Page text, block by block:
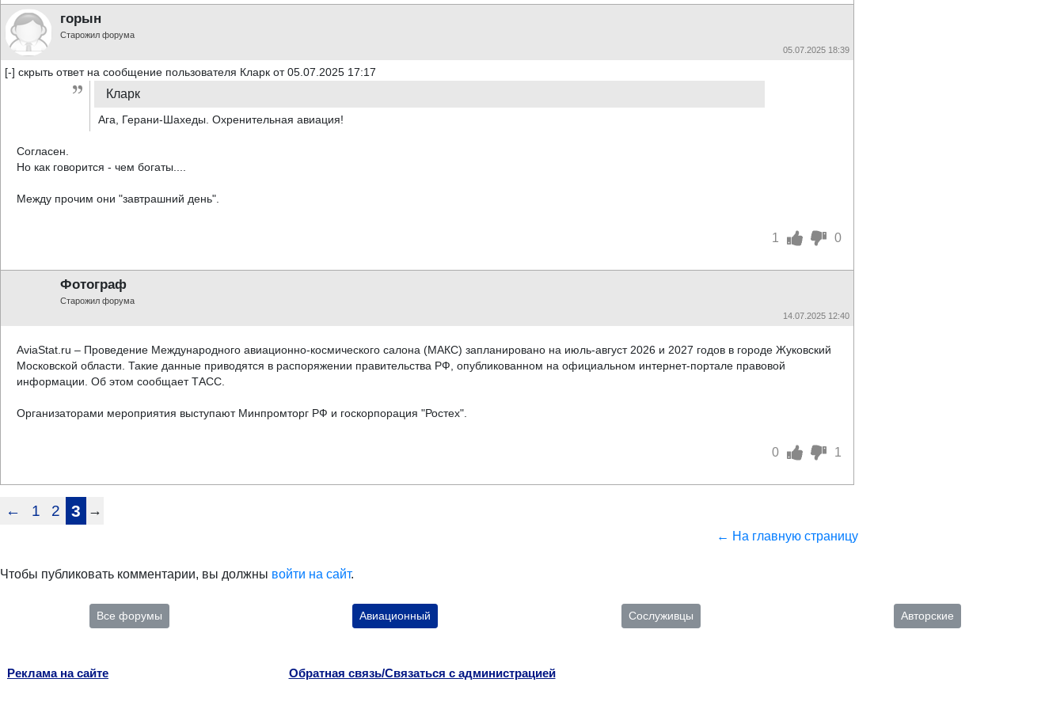
горын
Старожил форума
05.07.2025 18:39
[-] скрыть ответ на сообщение пользователя Кларк от 05.07.2025 17:17
Кларк
Ага, Герани-Шахеды. Охренительная авиация!
Согласен.
Но как говорится - чем богаты....
Между прочим они "завтрашний день".
1 0
Фотограф
Старожил форума
14.07.2025 12:40
AviaStat.ru – Проведение Международного авиационно-космического салона (МАКС) запланировано на июль-август 2026 и 2027 годов в городе Жуковский
Московской области. Такие данные приводятся в распоряжении правительства РФ, опубликованном на официальном интернет-портале правовой
информации. Об этом сообщает ТАСС.
Организаторами мероприятия выступают Минпромторг РФ и госкорпорация "Ростех".
0 1
← 1 2 3 →
← На главную страницу
Чтобы публиковать комментарии, вы должны войти на сайт.
Все форумы Авиационный Сослуживцы Авторские
Реклама на сайте Обратная связь/Связаться с администрацией